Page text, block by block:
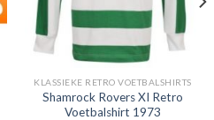
KLASSIEKE RETRO VOETBALSHIRTS
Shamrock Rovers XI Retro
Voetbalshirt 1973